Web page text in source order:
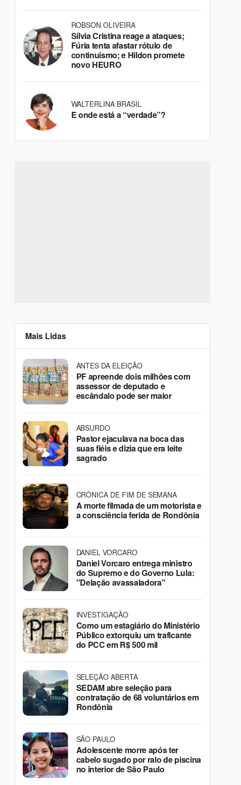
ROBSON OLIVEIRA
Sílvia Cristina reage a ataques;
Fúria tenta afastar rótulo de
continuísmo; e Hildon promete
novo HEURO
WALTERLINA BRASIL
E onde está a “verdade”?
Mais Lidas
ANTES DA ELEIÇÃO
PF apreende dois milhões com
assessor de deputado e
escândalo pode ser maior
ABSURDO
Pastor ejaculava na boca das
suas fiéis e dizia que era leite
sagrado
CRÔNICA DE FIM DE SEMANA
A morte filmada de um motorista e
a consciência ferida de Rondônia
DANIEL VORCARO
Daniel Vorcaro entrega ministro
do Supremo e do Governo Lula:
"Delação avassaladora"
INVESTIGAÇÃO
Como um estagiário do Ministério
Público extorquiu um traficante
do PCC em R$ 500 mil
SELEÇÃO ABERTA
SEDAM abre seleção para
contratação de 68 voluntários em
Rondônia
SÃO PAULO
Adolescente morre após ter
cabelo sugado por ralo de piscina
no interior de São Paulo